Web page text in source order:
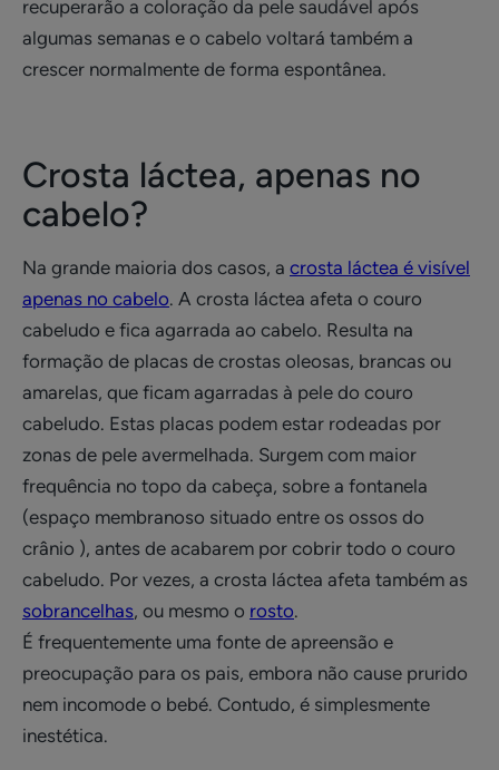
recuperarão a coloração da pele saudável após
algumas semanas e o cabelo voltará também a
crescer normalmente de forma espontânea.
Crosta láctea, apenas no
cabelo?
Na grande maioria dos casos, a crosta láctea é visível
apenas no cabelo. A crosta láctea afeta o couro
cabeludo e fica agarrada ao cabelo. Resulta na
formação de placas de crostas oleosas, brancas ou
amarelas, que ficam agarradas à pele do couro
cabeludo. Estas placas podem estar rodeadas por
zonas de pele avermelhada. Surgem com maior
frequência no topo da cabeça, sobre a fontanela
(espaço membranoso situado entre os ossos do
crânio ), antes de acabarem por cobrir todo o couro
cabeludo. Por vezes, a crosta láctea afeta também as
sobrancelhas, ou mesmo o rosto.
É frequentemente uma fonte de apreensão e
preocupação para os pais, embora não cause prurido
nem incomode o bebé. Contudo, é simplesmente
inestética.